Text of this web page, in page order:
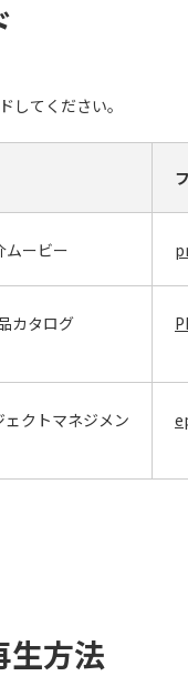
してください。
ムービー
カタログ
クトマネジメン
生方法